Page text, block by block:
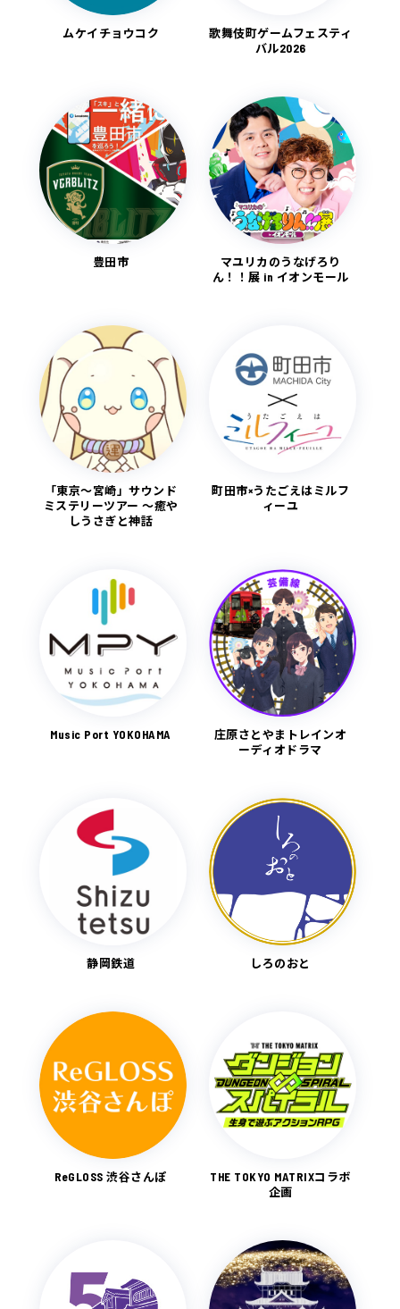
ムケイチョウコク
歌舞伎町ゲームフェスティ
バル2026
豊田市
マユリカのうなげろり
ん！！展 in イオンモール
「東京～宮崎」サウンド
ミステリーツアー ～癒や
しうさぎと神話
町田市×うたごえはミルフ
ィーユ
Music Port YOKOHAMA
庄原さとやまトレインオ
ーディオドラマ
静岡鉄道 しろのおと
ReGLOSS 渋谷さんぽ
THE TOKYO MATRIXコラボ
企画